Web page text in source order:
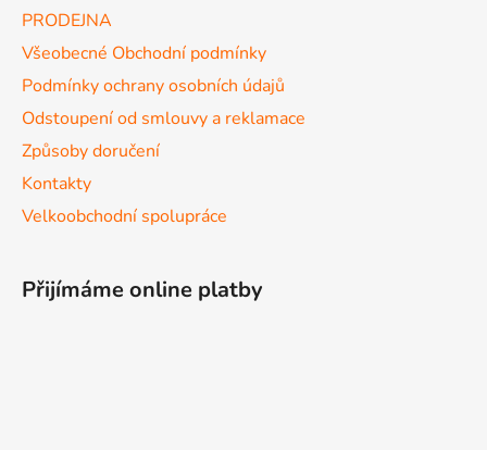
PRODEJNA
Všeobecné Obchodní podmínky
Podmínky ochrany osobních údajů
Odstoupení od smlouvy a reklamace
Způsoby doručení
Kontakty
Velkoobchodní spolupráce
Přijímáme online platby